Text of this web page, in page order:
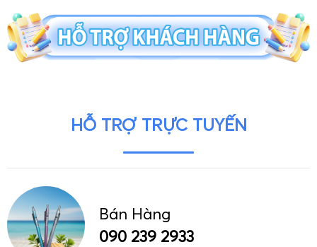
HỖ TRỢ TRỰC TUYẾN
Bán Hàng
090 239 2933